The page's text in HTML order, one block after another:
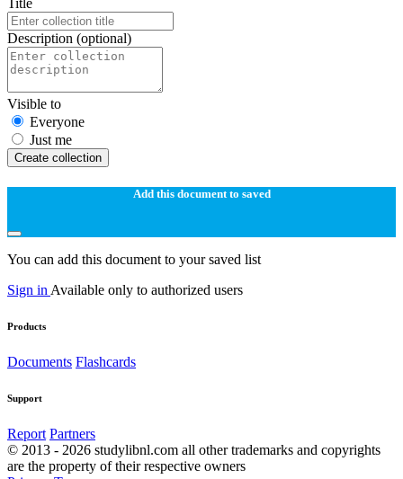
Description (optional)
Visible to
Everyone
Just me
Create collection
Add this document to saved
You can add this document to your saved list
Sign in Available only to authorized users
Products
Documents Flashcards
Support
Report Partners
© 2013 - 2026 studylibnl.com all other trademarks and copyrights
are the property of their respective owners